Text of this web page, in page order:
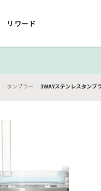
リワード
タンブラー 3WAYステンレスタンブ